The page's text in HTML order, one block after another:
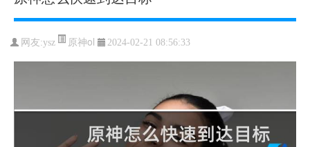
网友:ysz 原神ol 2024-02-21 08:56:33